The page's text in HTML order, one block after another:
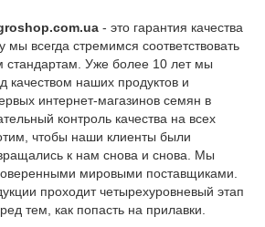
- это гарантия качества
всегда стремимся соответствовать
стандартам. Уже более 10 лет мы
качеством наших продуктов и
интернет-магазинов семян в
контроль качества на всех
чтобы наши клиенты были
к нам снова и снова. Мы
мировыми поставщиками.
проходит четырехуровневый этап
тем, как попасть на прилавки.